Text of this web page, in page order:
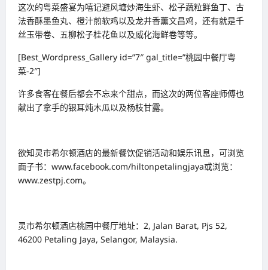
这次的粤菜盛宴为嘻记避风塘炒海生虾、松子蔬粒鲜鱼丁、古
法香酥墨鱼丸、橙汁煎软鸡以及龙井香薰文昌鸡，还有就是千
丝玉带卷、五柳松子桂花鱼以及威化海鲜卷等等。
[Best_Wordpress_Gallery id=”7″ gal_title=”桃园中餐厅粤
菜-2″]
许多食客在餐后都会不忘来个甜点，而这次的两位客座师傅也
献出了拿手的银耳炖木瓜以及杨枝甘露。
欲知灵市希尔顿酒店的最新餐饮促销活动和娱乐讯息，可浏览
面子书： www.facebook.com/hiltonpetalingjaya或浏览：
www.zestpj.com。
灵市希尔顿酒店桃园中餐厅地址：2, Jalan Barat, Pjs 52,
46200 Petaling Jaya, Selangor, Malaysia.